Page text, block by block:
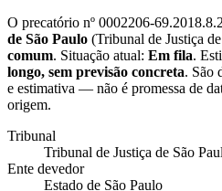
O precatório nº 0002206-
de São Paulo (Tribunal de Justiça
comum. Situação atual: Em fila.
longo, sem previsão concreta. São
e estimativa — não é promessa de
origem.
Tribunal
Tribunal de Justiça de São
Ente devedor
Estado de São Paulo